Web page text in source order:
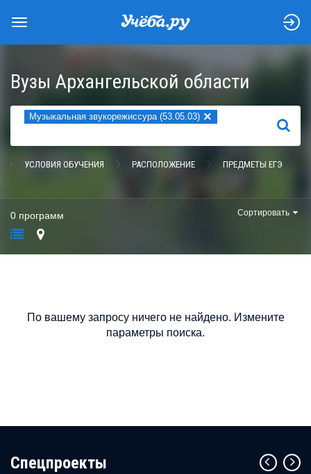
Вузы Архангельской области
Музыкальная звукорежиссура (53.05.03) ×
НАЙТИ
УСЛОВИЯ ОБУЧЕНИЯ РАСПОЛОЖЕНИЕ ПРЕДМЕТЫ ЕГЭ
0 программ Сортировать
По вашему запросу ничего не найдено. Измените
параметры поиска.
Cпецпроекты